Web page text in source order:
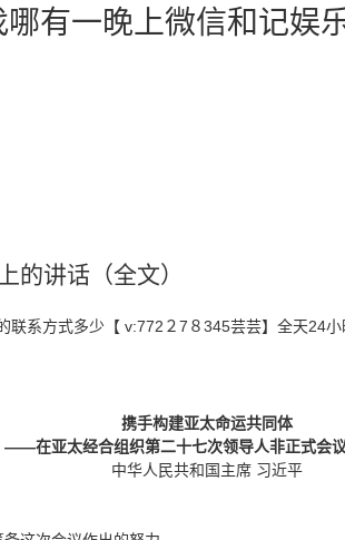
哪有一晚上微信和记
的讲话（全文）
系方式多少【 v:772２7８345芸芸】全天
携手构建亚太命运共同体
——在亚太经合组织第二十七次领导人非正式会
中华人民共和国主席 习近平